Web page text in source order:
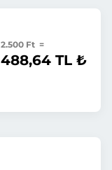
2.500 Ft =
488,64 TL ₺